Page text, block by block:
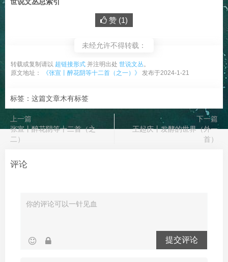
赞 (1)
未经允许不得转载：
转载或复制请以 超链接形式 并注明出处 世说文丛。
原文地址：
《张宣丨醉花阴等十二首（之一）》 发布于2024-1-21
标签：这篇文章木有标签
上一篇
张宣丨醉花阴等十二首（之
二）
下一篇
王起庆丨发酵的世界（外一
首）
评论
提交评论